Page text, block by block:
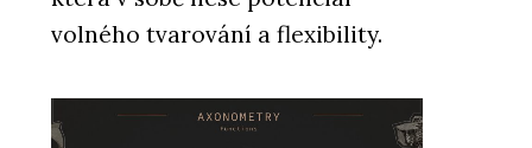
volného tvarování a flexibility.